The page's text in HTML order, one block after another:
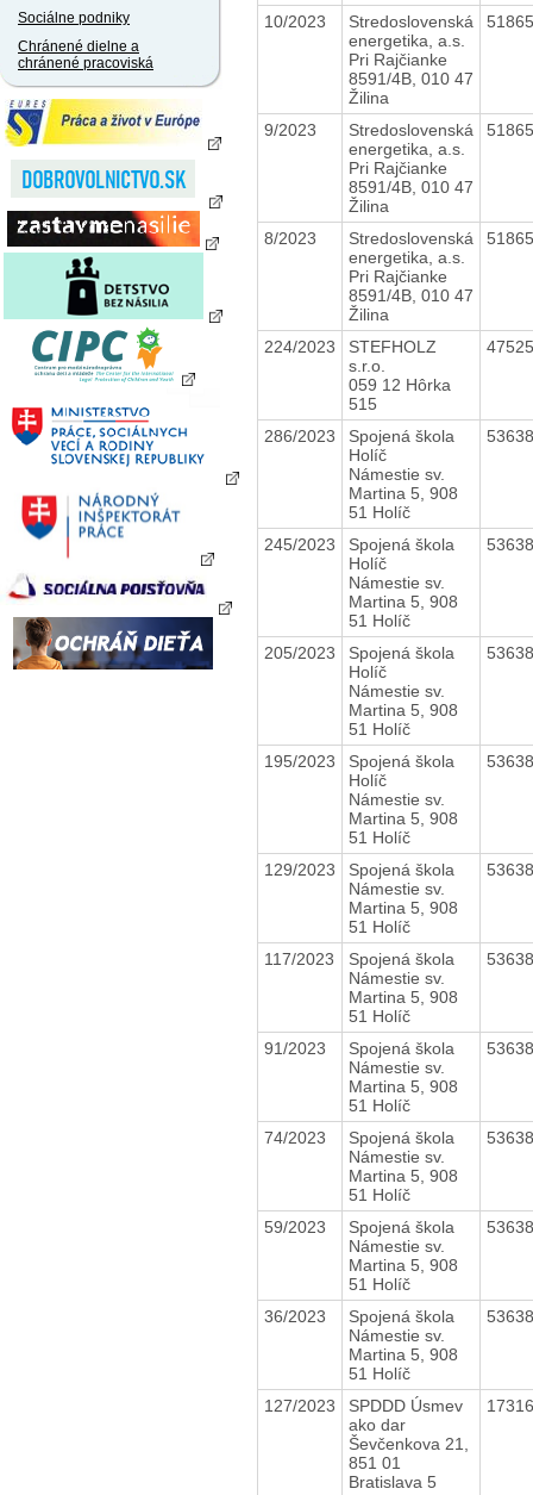
Sociálne podniky
Chránené dielne a
chránené pracoviská
10/2023
Stredoslovenská
energetika, a.s.
Pri Rajčianke
8591/4B, 010 47
Žilina
9/2023
Stredoslovenská
energetika, a.s.
Pri Rajčianke
8591/4B, 010 47
Žilina
8/2023
Stredoslovenská
energetika, a.s.
Pri Rajčianke
8591/4B, 010 47
Žilina
224/2023
STEFHOLZ
s.r.o.
059 12 Hôrka
515
286/2023
Spojená škola
Holíč
Námestie sv.
Martina 5, 908
51 Holíč
245/2023
Spojená škola
Holíč
Námestie sv.
Martina 5, 908
51 Holíč
205/2023
Spojená škola
Holíč
Námestie sv.
Martina 5, 908
51 Holíč
195/2023
Spojená škola
Holíč
Námestie sv.
Martina 5, 908
51 Holíč
129/2023
Spojená škola
Námestie sv.
Martina 5, 908
51 Holíč
117/2023
Spojená škola
Námestie sv.
Martina 5, 908
51 Holíč
91/2023
Spojená škola
Námestie sv.
Martina 5, 908
51 Holíč
74/2023
Spojená škola
Námestie sv.
Martina 5, 908
51 Holíč
59/2023
Spojená škola
Námestie sv.
Martina 5, 908
51 Holíč
36/2023
Spojená škola
Námestie sv.
Martina 5, 908
51 Holíč
127/2023
SPDDD Úsmev
ako dar
Ševčenkova 21,
851 01
Bratislava 5